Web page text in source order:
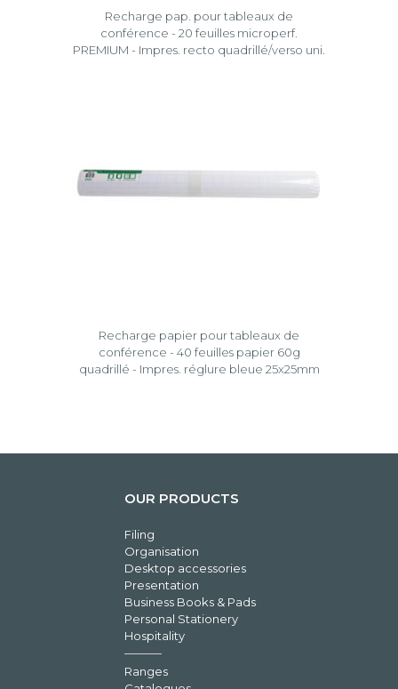
Recharge pap. pour tableaux de
conférence - 20 feuilles microperf.
PREMIUM - Impres. recto quadrillé/verso uni.
Recharge papier pour tableaux de
conférence - 40 feuilles papier 60g
quadrillé - Impres. réglure bleue 25x25mm
OUR PRODUCTS
Filing
Organisation
Desktop accessories
Presentation
Business Books & Pads
Personal Stationery
Hospitality
Ranges